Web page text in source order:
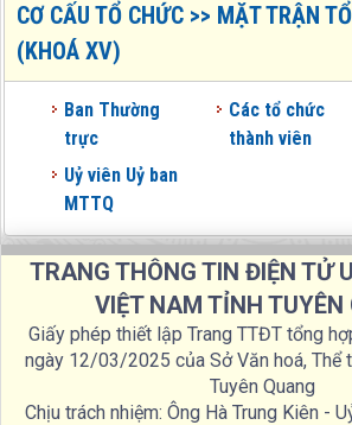
CƠ CẤU TỔ CHỨC >> MẶT TRẬN
(KHOÁ XV)
Ban Thường
trực
Các tổ chức
thành viên
Uỷ viên Uỷ ban
MTTQ
TRANG THÔNG TIN ĐIỆN TỬ
VIỆT NAM TỈNH TUYÊN
Giấy phép thiết lập Trang TTĐT tổng
ngày 12/03/2025 của Sở Văn hoá, Thể
Tuyên Quang
Chịu trách nhiệm: Ông Hà Trung Kiên -